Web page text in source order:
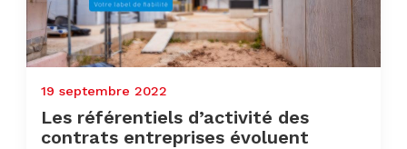
19 septembre 2022
Les référentiels d’activité des
contrats entreprises évoluent